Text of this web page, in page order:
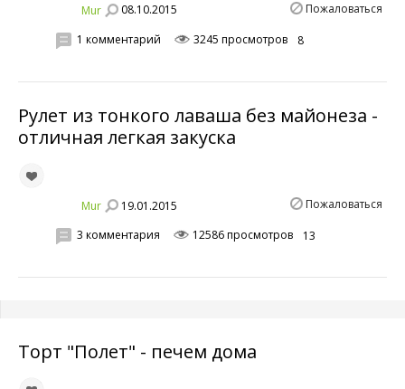
Mur 08.10.2015 Пожаловаться
1 комментарий 3245 просмотров 8
Рулет из тонкого лаваша без майонеза -
отличная легкая закуска
Mur 19.01.2015 Пожаловаться
3 комментария 12586 просмотров 13
Торт "Полет" - печем дома